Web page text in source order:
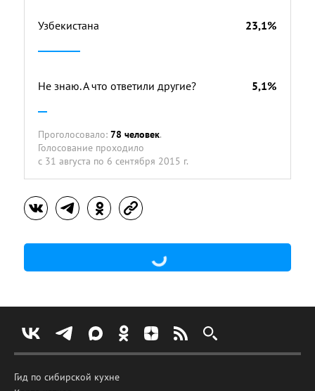
Узбекистана 23,1%
Не знаю. А что ответили другие? 5,1%
Проголосовало: 78 человек.
Голосование проходило
с 31 августа по 6 сентября 2015 г.
Гид по сибирской кухне